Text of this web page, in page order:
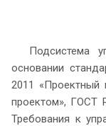
Подсистема
основании
2011 «Проектный
проектом», ГОСТ
Требования к